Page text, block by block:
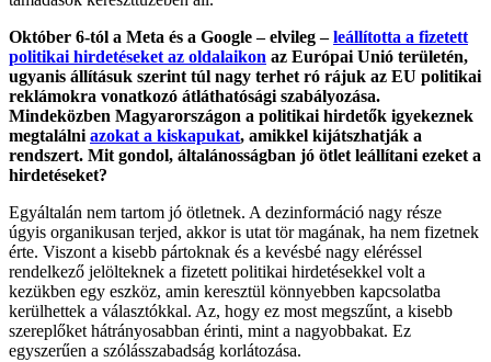
Október 6-tól a Meta és a Google – elvileg –leállította a fizetett
politikai hirdetéseket az oldalaikon az Európai Unió területén,
ugyanis állításuk szerint túl nagy terhet ró rájuk az EU politikai
reklámokra vonatkozó átláthatósági szabályozása.
Mindeközben Magyarországon a politikai hirdetők igyekeznek
megtalálni azokat a kiskapukat, amikkel kijátszhatják a
rendszert. Mit gondol, általánosságban jó ötlet leállítani ezeket a
hirdetéseket?
Egyáltalán nem tartom jó ötletnek. A dezinformáció nagy része
úgyis organikusan terjed, akkor is utat tör magának, ha nem fizetnek
érte. Viszont a kisebb pártoknak és a kevésbé nagy eléréssel
rendelkező jelölteknek a fizetett politikai hirdetésekkel volt a
kezükben egy eszköz, amin keresztül könnyebben kapcsolatba
kerülhettek a választókkal. Az, hogy ez most megszűnt, a kisebb
szereplőket hátrányosabban érinti, mint a nagyobbakat. Ez
egyszerűen a szólásszabadság korlátozása.